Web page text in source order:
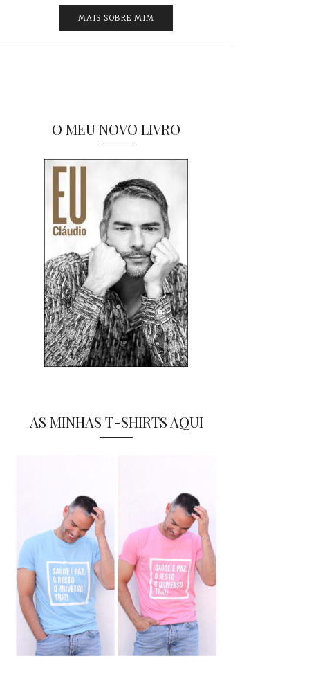
MAIS SOBRE MIM
O MEU NOVO LIVRO
AS MINHAS T-SHIRTS AQUI